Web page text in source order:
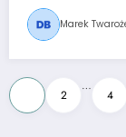
Marek
wpisów
2
…
4